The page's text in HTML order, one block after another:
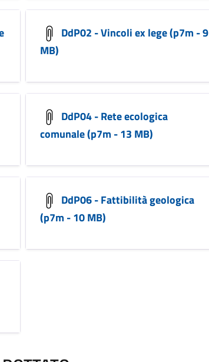
DdP02 - Vincoli ex lege (p7m - 9
MB)
DdP04 - Rete ecologica
comunale (p7m - 13 MB)
DdP06 - Fattibilità geologica
(p7m - 10 MB)